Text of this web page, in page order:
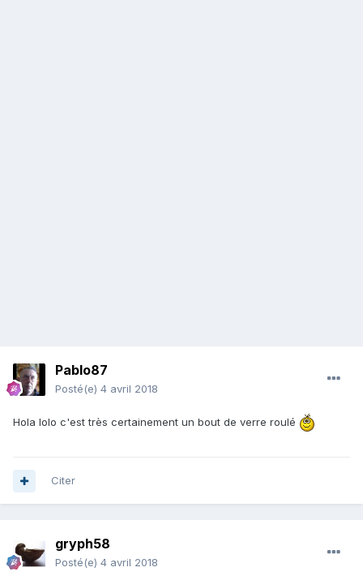
Pablo87
Posté(e) 4 avril 2018
Hola lolo c'est très certainement un bout de verre roulé
Citer
gryph58
Posté(e) 4 avril 2018